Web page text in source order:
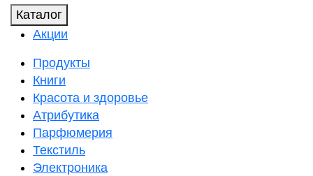
Каталог
Акции
Продукты
Книги
Красота и здоровье
Атрибутика
Парфюмерия
Текстиль
Электроника